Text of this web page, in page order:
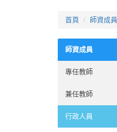
首頁 師資成員
師資成員
專任教師
兼任教師
行政人員